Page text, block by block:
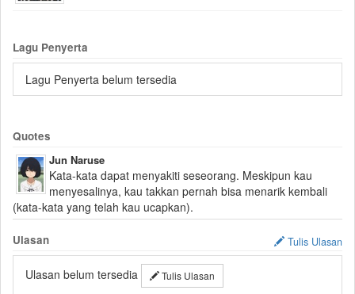
Lagu Penyerta
Lagu Penyerta belum tersedia
Quotes
Jun Naruse
Kata-kata dapat menyakiti seseorang. Meskipun kau
menyesalinya, kau takkan pernah bisa menarik kembali
(kata-kata yang telah kau ucapkan).
Ulasan Tulis Ulasan
Ulasan belum tersedia Tulis Ulasan